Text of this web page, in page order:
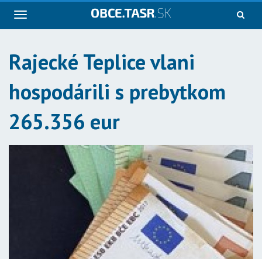
Navigácia
Rajecké Teplice vlani
hospodárili s prebytkom
265.356 eur